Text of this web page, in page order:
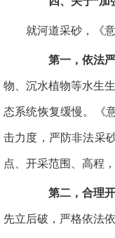
就河道采砂，《意
第一，依法严
物、沉水植物等水生
态系统恢复缓慢。《
击力度，严防非法采
点、开采范围、高程
第二，合理开
先立后破，严格依法